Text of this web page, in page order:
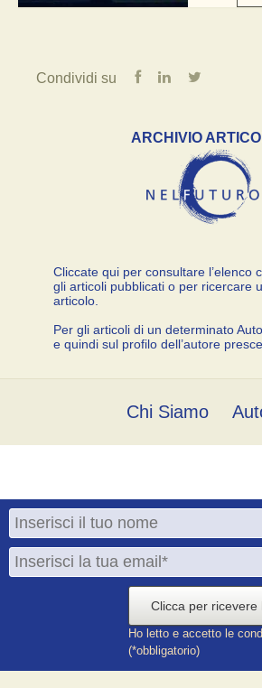
Condividi su
ARCHIVIO
Cliccate qui per consultare l’elenco
gli articoli pubblicati o per ricercare
articolo.
Per gli articoli di un determinato
e quindi sul profilo dell’autore
Chi Siamo
Clicca per
Ho letto e accetto le
(*obbligatorio)